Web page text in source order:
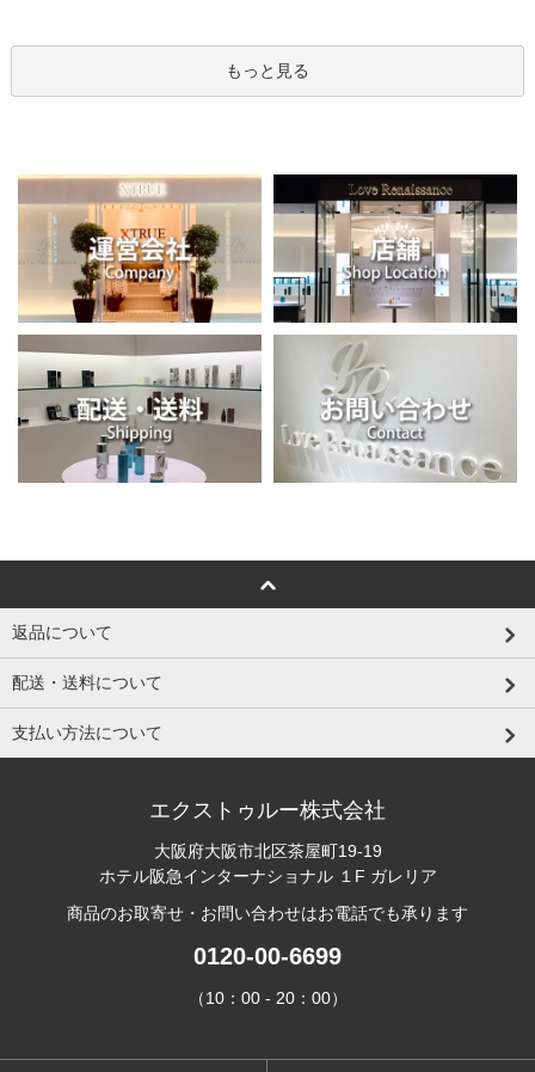
もっと見る
返品について
配送・送料について
支払い方法について
エクストゥルー株式会社
大阪府大阪市北区茶屋町19-19
ホテル阪急インターナショナル １F ガレリア
商品のお取寄せ・お問い合わせはお電話でも承ります
0120-00-6699
（10：00 - 20：00）